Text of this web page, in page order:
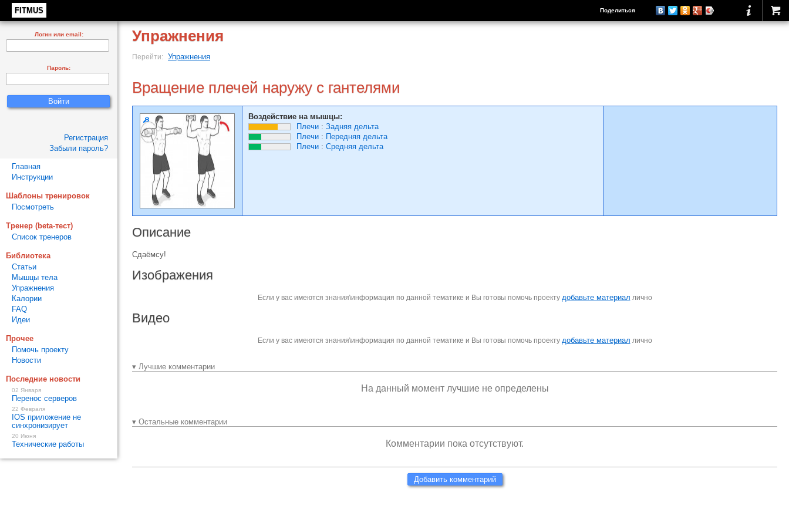
FITMUS Поделиться
Упражнения
Перейти: Упражнения
Вращение плечей наружу с гантелями
Воздействие на мышцы:
Плечи : Задняя дельта
Плечи : Передняя дельта
Плечи : Средняя дельта
Описание
Сдаёмсу!
Изображения
Если у вас имеются знания\информация по данной тематике и Вы готовы помочь проекту добавьте материал лично
Видео
Если у вас имеются знания\информация по данной тематике и Вы готовы помочь проекту добавьте материал лично
▾ Лучшие комментарии
На данный момент лучшие не определены
▾ Остальные комментарии
Комментарии пока отсутствуют.
Добавить комментарий
Логин или email:
Пароль:
Регистрация
Забыли пароль?
Главная
Инструкции
Шаблоны тренировок
Посмотреть
Тренер (beta-тест)
Список тренеров
Библиотека
Статьи
Мышцы тела
Упражнения
Калории
FAQ
Идеи
Прочее
Помочь проекту
Новости
Последние новости
02 Января
Перенос серверов
22 Февраля
IOS приложение не
синхронизирует
20 Июня
Технические работы